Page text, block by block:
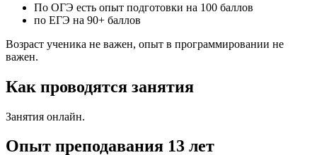
По ОГЭ есть опыт подготовки на 100 баллов
по ЕГЭ на 90+ баллов
Возраст ученика не важен, опыт в программировании не
важен.
Как проводятся занятия
Занятия онлайн.
Опыт преподавания 13 лет